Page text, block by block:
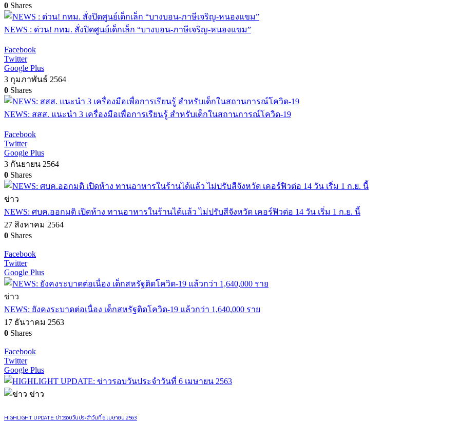
0 Shares
NEWS : ด่วน! กทม. สั่งปิดศูนย์เด็กเล็ก “บางบอน-ภาษีเจริญ-หนองแขม”
Facebook
Twitter
Google Plus
3 กุมภาพันธ์ 2564
0 Shares
NEWS: สสส. แนะนำ 3 เครื่องมือเพื่อการเรียนรู้ สำหรับเด็กในสถานการณ์โควิด-19
Facebook
Twitter
Google Plus
3 กันยายน 2564
0 Shares
ข่าว
NEWS: ศบค.ออกมติ เปิดห้าง ทานอาหารในร้านได้แล้ว ไม่ปรับสีจังหวัด เคอร์ฟิวต่อ 14 วัน เริ่ม 1 ก.ย. นี้
27 สิงหาคม 2564
0 Shares
Facebook
Twitter
Google Plus
ข่าว
NEWS: ยังคงระบาดต่อเนื่อง เด็กสหรัฐติดโควิด-19 แล้วกว่า 1,640,000 ราย
17 ธันวาคม 2563
0 Shares
Facebook
Twitter
Google Plus
ข่าว
HIGHLIGHT UPDATE: ข่าวรอบวันประจำวันที่ 6 เมษายน 2563